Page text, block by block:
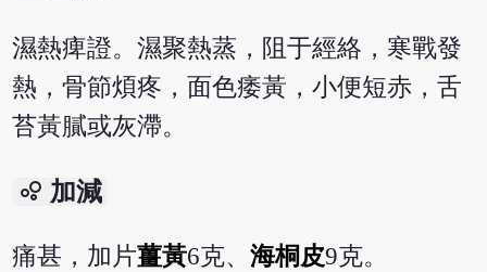
濕熱痺證。濕聚熱蒸，阻于經絡，寒戰發
熱，骨節煩疼，面色痿黃，小便短赤，舌
苔黃膩或灰滯。
bubble_chart 加減
痛甚，加片薑黃6克、海桐皮9克。